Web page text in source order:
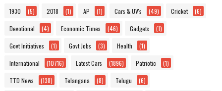
1930 (5) 2018 (1) AP (1) Cars & UV's (49) Cricket (6)
Devotional (4) Economic Times (46) Gadgets (1)
Govt Initiatives (1) Govt Jobs (3) Health (1)
International (10716) Latest Cars (1896) Patriotic (1)
TTD News (138) Telangana (8) Telugu (6)